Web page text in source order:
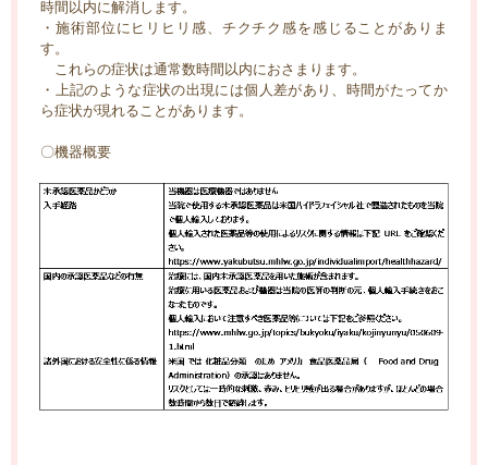
時間以内に解消します。
・施術部位にヒリヒリ感、チクチク感を感じることがありま
す。
これらの症状は通常数時間以内におさまります。
・上記のような症状の出現には個人差があり、時間がたってか
ら症状が現れることがあります。
〇機器概要